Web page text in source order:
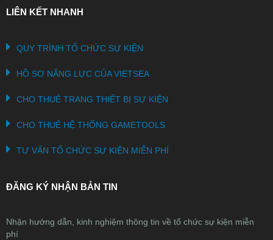
LIÊN KẾT NHANH
QUY TRÌNH TỔ CHỨC SỰ KIỆN
HỒ SƠ NĂNG LỰC CỦA VIETSEA
CHO THUÊ TRANG THIẾT BỊ SỰ KIỆN
CHO THUÊ HỆ THỐNG GAMETOOLS
TƯ VẤN TỔ CHỨC SỰ KIỆN MIỄN PHÍ
ĐĂNG KÝ NHẬN BẢN TIN
Nhận hướng dẫn, kinh nghiệm thông tin về tổ chức sự kiện miễn
phí